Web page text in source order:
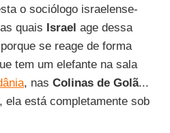
o sociólogo israelense-
quais Israel age dessa
se reage de forma
tem um elefante na sala
, nas Colinas de Golã...
ela está completamente sob